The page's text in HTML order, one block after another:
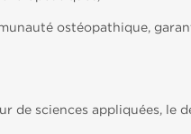
ostéopathique,
de sciences appliquées, le